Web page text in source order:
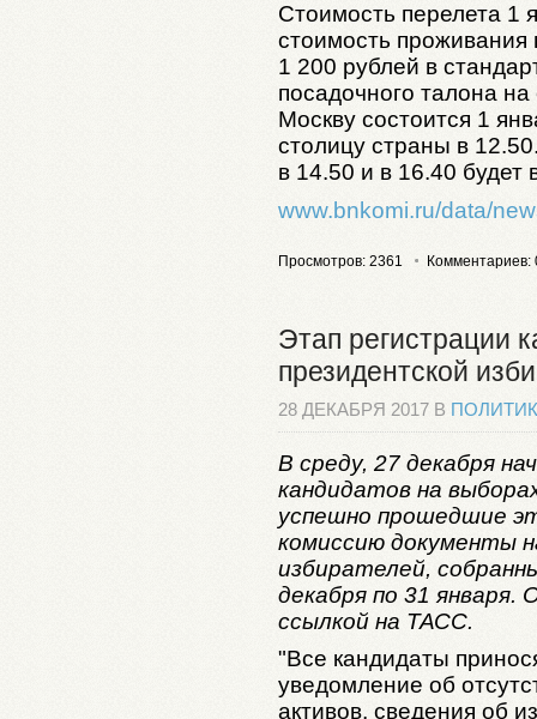
Стоимость перелета 1
стоимость проживания
1 200 рублей в
посадочного талона
Москву состоится 1
столицу страны в
в 14.50 и в 16.40 будет
www.bnkomi.ru/data/
Просмотров: 2361 Комментариев:
Этап регистрации
президентской
28 ДЕКАБРЯ 2017 В
В среду, 27 декабря
кандидатов на
успешно прошедшие
комиссию документы
избирателей,
декабря по 31
ссылкой на ТАСС.
"Все кандидаты
уведомление об
активов, сведения об